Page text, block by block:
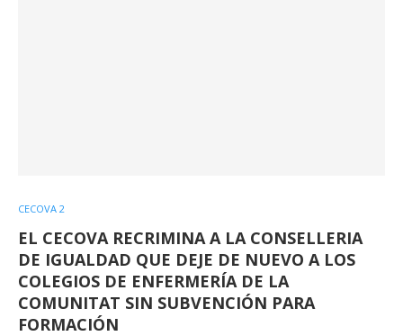
CECOVA 2
EL CECOVA RECRIMINA A LA CONSELLERIA
DE IGUALDAD QUE DEJE DE NUEVO A LOS
COLEGIOS DE ENFERMERÍA DE LA
COMUNITAT SIN SUBVENCIÓN PARA
FORMACIÓN